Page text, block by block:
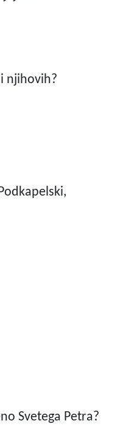
njihovih?
Svetega Petra?